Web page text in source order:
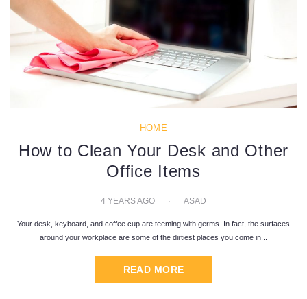
HOME
How to Clean Your Desk and Other
Office Items
4 YEARS AGO ASAD
Your desk, keyboard, and coffee cup are teeming with germs. In fact, the surfaces
around your workplace are some of the dirtiest places you come in...
READ MORE